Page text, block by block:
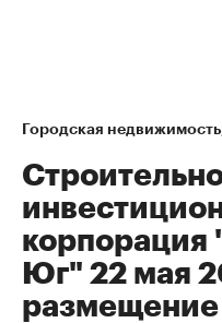
Городская недвижимость
корпорация
Юг" 22 мая
размещение